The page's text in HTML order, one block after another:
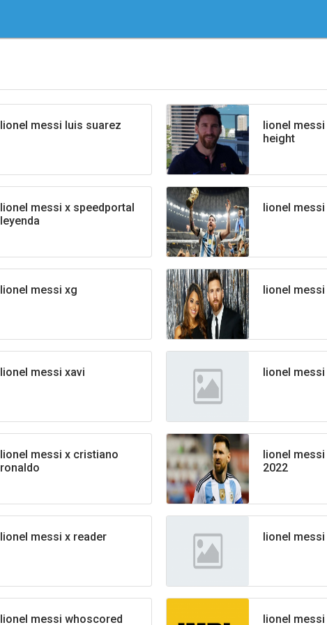
lionel messi luis suarez
lionel messi x speedportal
leyenda
lionel messi xg
lionel messi xavi
lionel messi x cristiano
ronaldo
lionel messi x reader
lionel messi whoscored
lionel
height
lionel messi
lionel
lionel
lionel
2022
lionel
lionel